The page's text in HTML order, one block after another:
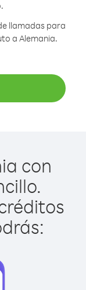
llamadas para
a Alemania.
con